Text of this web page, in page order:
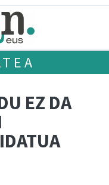
EZ DA